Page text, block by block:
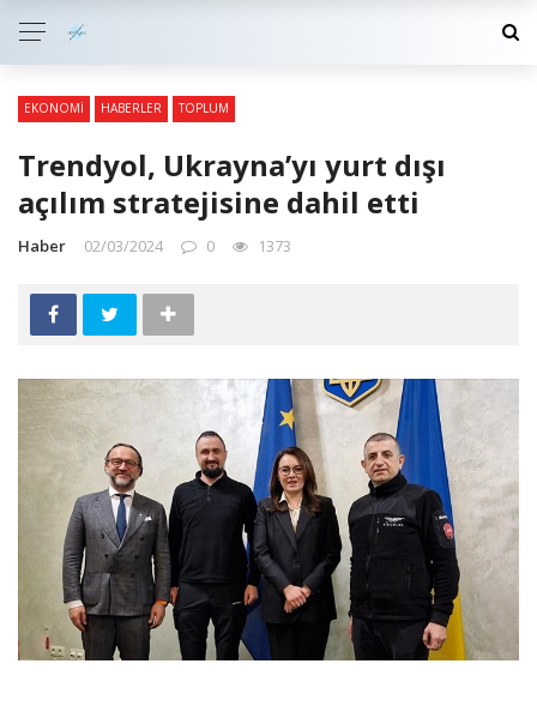
EKONOMI HABERLER TOPLUM
Trendyol, Ukrayna’yı yurt dışı
açılım stratejisine dahil etti
Haber 02/03/2024 0 1373